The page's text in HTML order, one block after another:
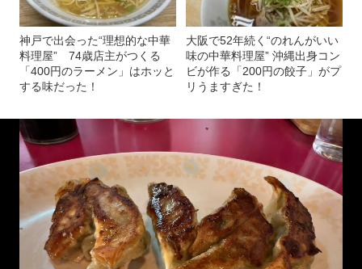
神戸で出会った“理想的な中華
料理屋” 74歳店主がつくる
「400円のラーメン」はホッと
する味だった！
大阪で52年続く“のれんがいい
味の中華料理屋” 沖縄出身コン
ビが作る「200円の餃子」がプ
リうますぎた！